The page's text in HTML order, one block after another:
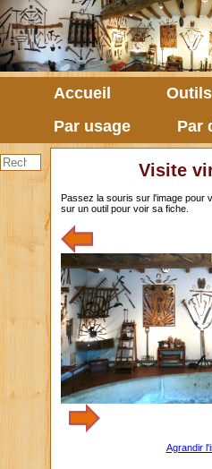
Accueil Outils
Par usage
Par
Visite
Passez la souris sur l'image pour
sur un outil pour voir sa fiche.
Agrandir